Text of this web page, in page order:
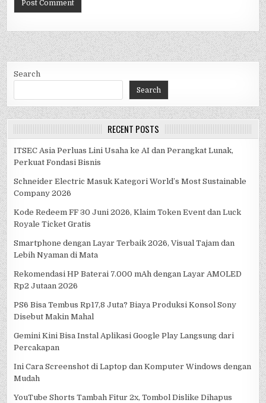
Search
Search
RECENT POSTS
ITSEC Asia Perluas Lini Usaha ke AI dan Perangkat Lunak,
Perkuat Fondasi Bisnis
Schneider Electric Masuk Kategori World’s Most Sustainable
Company 2026
Kode Redeem FF 30 Juni 2026, Klaim Token Event dan Luck
Royale Ticket Gratis
Smartphone dengan Layar Terbaik 2026, Visual Tajam dan
Lebih Nyaman di Mata
Rekomendasi HP Baterai 7.000 mAh dengan Layar AMOLED
Rp2 Jutaan 2026
PS6 Bisa Tembus Rp17,8 Juta? Biaya Produksi Konsol Sony
Disebut Makin Mahal
Gemini Kini Bisa Instal Aplikasi Google Play Langsung dari
Percakapan
Ini Cara Screenshot di Laptop dan Komputer Windows dengan
Mudah
YouTube Shorts Tambah Fitur 2x, Tombol Dislike Dihapus